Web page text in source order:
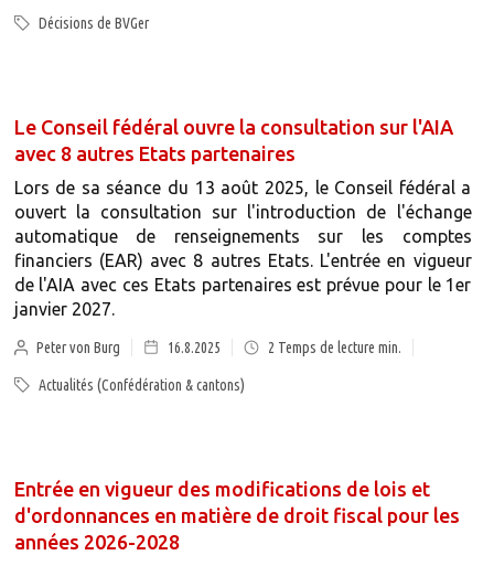
Décisions de BVGer
Le Conseil fédéral ouvre la consultation sur l'AIA
avec 8 autres Etats partenaires
Lors de sa séance du 13 août 2025, le Conseil fédéral a
ouvert la consultation sur l'introduction de l'échange
automatique de renseignements sur les comptes
financiers (EAR) avec 8 autres Etats. L'entrée en vigueur
de l'AIA avec ces Etats partenaires est prévue pour le 1er
janvier 2027.
Peter von Burg 16.8.2025 2 Temps de lecture min.
Actualités (Confédération & cantons)
Entrée en vigueur des modifications de lois et
d'ordonnances en matière de droit fiscal pour les
années 2026-2028